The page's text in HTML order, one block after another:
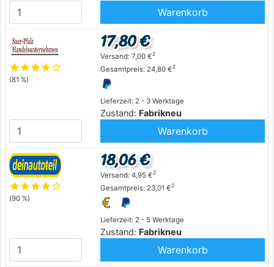
Warenkorb
starstarstarstarstar_outline
(81 %)
Lieferzeit: 2 - 3 Werktage
Zustand: Fabrikneu
17,80 €
Versand: 7,00 €2
Gesamtpreis: 24,80 €2
Warenkorb
starstarstarstarstar_outline
(90 %)
Lieferzeit: 2 - 5 Werktage
Zustand: Fabrikneu
18,06 €
Versand: 4,95 €2
Gesamtpreis: 23,01 €2
Warenkorb